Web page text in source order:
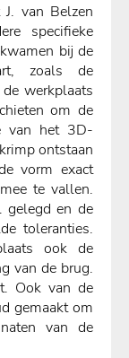
van Belzen
specifieke
bij de
zoals de
werkplaats
om de
van het 3D-
ontstaan
vorm exact
te vallen.
gelegd en de
toleranties.
ook de
van de brug.
Ook van de
gemaakt om
van de